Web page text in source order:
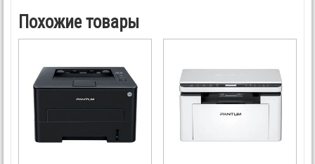
Похожие товары